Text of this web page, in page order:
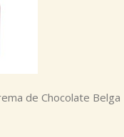
de Chocolate Belga